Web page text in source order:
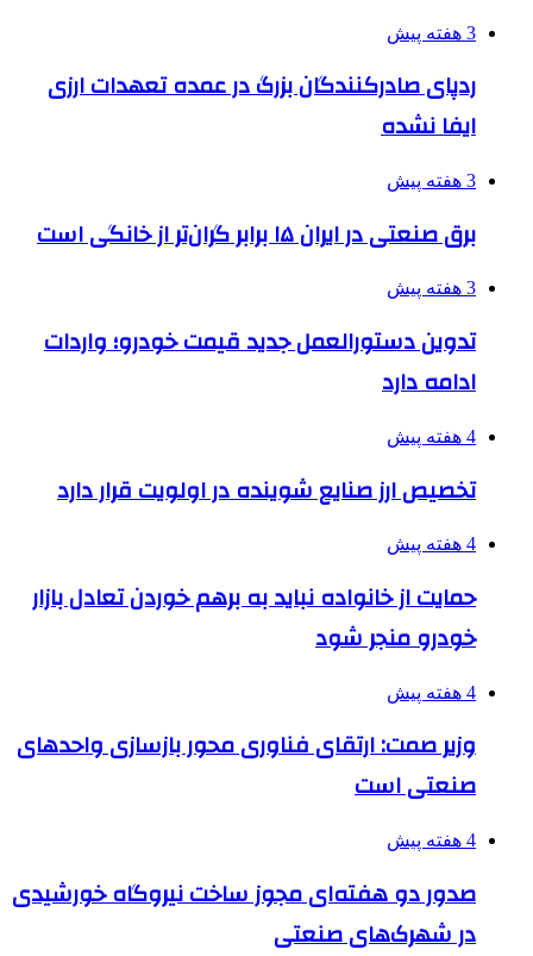
3 هفته پیش
ردپای صادرکنندگان بزرگ در عمده تعهدات ارزی
ایفا نشده
3 هفته پیش
برق صنعتی در ایران ۱۵ برابر گران‌تر از خانگی است
3 هفته پیش
تدوین دستورالعمل جدید قیمت خودرو؛ واردات
ادامه دارد
4 هفته پیش
تخصیص ارز صنایع شوینده در اولویت قرار دارد
4 هفته پیش
حمایت از خانواده نباید به برهم خوردن تعادل بازار
خودرو منجر شود
4 هفته پیش
وزیر صمت: ارتقای فناوری محور بازسازی واحدهای
صنعتی است
4 هفته پیش
صدور دو هفته‌ای مجوز ساخت نیروگاه خورشیدی
در شهرک‌های صنعتی